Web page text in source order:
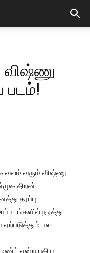
படம்!
வலம் வரும் விஷ்ணு
திறன்
தரப்பு
நடித்து
ஏற்படுத்தும் பல
என்ற புதிய